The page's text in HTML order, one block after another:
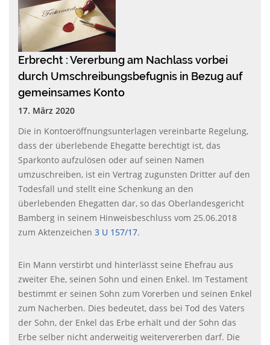
Erbrecht : Vererbung am Nachlass vorbei
durch Umschreibungsbefugnis in Bezug auf
gemeinsames Konto
17. März 2020
Die in Kontoeröffnungsunterlagen vereinbarte Regelung,
dass der überlebende Ehegatte berechtigt ist, das
Sparkonto aufzulösen oder auf seinen Namen
umzuschreiben, ist ein Vertrag zugunsten Dritter auf den
Todesfall und stellt eine Schenkung an den
überlebenden Ehegatten dar, so das Oberlandesgericht
Bamberg in seinem Hinweisbeschluss vom 25.06.2018
zum Aktenzeichen 3 U 157/17.
Ein Mann verstirbt und hinterlässt seine Ehefrau aus
zweiter Ehe, seinen Sohn und einen Enkel. Im Testament
bestimmt er seinen Sohn zum Vorerben und seinen Enkel
zum Nacherben. Dies bedeutet, dass bei Tod des Vaters
der Sohn, der Enkel das Erbe erhält und der Sohn das
Erbe selber nicht anderweitig weitervererben darf. Die